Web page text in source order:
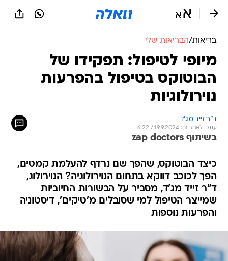
בריאות/הבריאות שלי
מיופי לטיפול: תפקידו של
הבוטוקס בטיפול בהפרעות
נוירולוגיות
ד"ר זייד מג'ד
עודכן לאחרונה: 19.9.2024 / 6:22
בשיתוף zap doctors
כיצד הבוטוקס, שהפך שם נרדף להעלמת קמטים,
הפך לכוכב דווקא בתחום הנוירולוגיה? הנוירולוג,
ד"ר זייד מג'ד, מסביר על הבשורות החיוביות
שמייצר הטיפול למי שסובלים מ'טיקים', דיסטוניה
והפרעות נוספות